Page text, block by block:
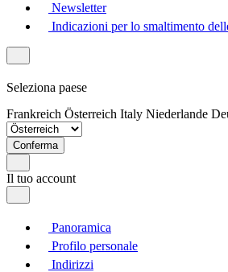
Newsletter
Indicazioni per lo smaltimento
Seleziona paese
Frankreich Österreich Italy Niederlande
Conferma
Il tuo account
Panoramica
Profilo personale
Indirizzi